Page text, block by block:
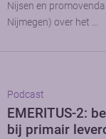
Nijsen en
Nijmegen) over het …
Podcast
EMERITUS-2:
bij primair